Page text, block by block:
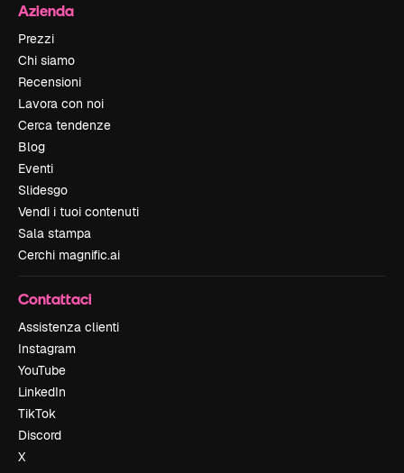
Azienda
Prezzi
Chi siamo
Recensioni
Lavora con noi
Cerca tendenze
Blog
Eventi
Slidesgo
Vendi i tuoi contenuti
Sala stampa
Cerchi magnific.ai
Contattaci
Assistenza clienti
Instagram
YouTube
LinkedIn
TikTok
Discord
X